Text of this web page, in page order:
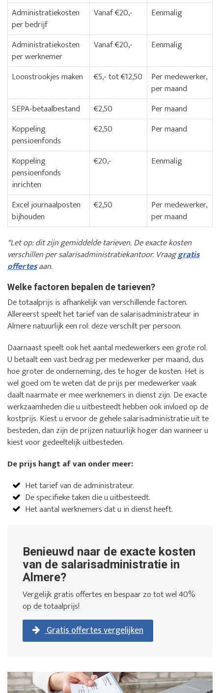
Administratiekosten
per bedrijf
Vanaf €20,- Eenmalig
Administratiekosten
per werknemer
Vanaf €20,- Eenmalig
Loonstrookjes maken €5,- tot €12,50
Per medewerker,
per maand
SEPA-betaalbestand
€2,50
Per maand
Koppeling
pensioenfonds
€2,50 Per maand
Koppeling
pensioenfonds
inrichten
€20,- Eenmalig
Excel journaalposten
bijhouden
€2,50
Per medewerker,
per maand
*Let op: dit zijn gemiddelde tarieven. De exacte kosten
verschillen per salarisadministratiekantoor. Vraaggratis
offertesaan.
Welke factoren bepalen de tarieven?
De totaalprijs is afhankelijk van verschillende factoren.
Allereerst speelt het tarief van de salarisadministrateur in
Almere natuurlijk een rol: deze verschilt per persoon.
Daarnaast speelt ook het aantal medewerkers een grote rol.
U betaalt een vast bedrag per medewerker per maand, dus
hoe groter de onderneming, des te hoger de kosten. Het is
wel goed om te weten dat de prijs per medewerker vaak
daalt naarmate er mee werknemers in dienst zijn. De exacte
werkzaamheden die u uitbesteedt hebben ook invloed op de
kostprijs. Kiest u ervoor de gehele salarisadministratie uit te
besteden, dan zijn de prijzen natuurlijk hoger dan wanneer u
kiest voor gedeeltelijk uitbesteden.
De prijs hangt af van onder meer:
Het tarief van de administrateur.
De specifieke taken die u uitbesteedt.
Het aantal werknemers dat u in dienst heeft.
Benieuwd naar de exacte kosten
van de salarisadministratie in
Almere?
Vergelijk gratis offertes en bespaar zo tot wel 40%
op de totaalprijs!
Gratis offertes vergelijken